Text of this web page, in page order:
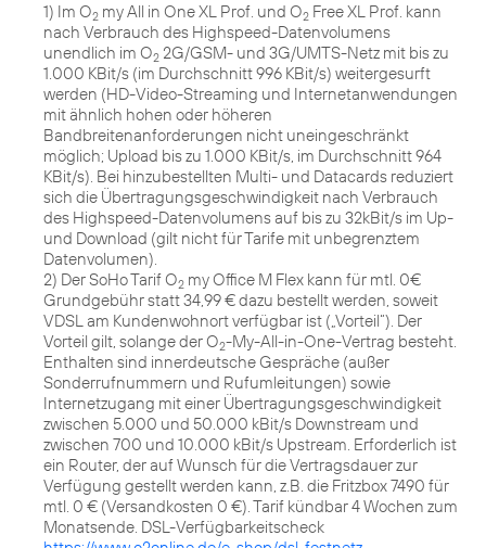
1) Im O2 my All in One XL Prof. und O2 Free XL Prof. kann
nach Verbrauch des Highspeed-Datenvolumens
unendlich im O2 2G/GSM- und 3G/UMTS-Netz mit bis zu
1.000 KBit/s (im Durchschnitt 996 KBit/s) weitergesurft
werden (HD-Video-Streaming und Internetanwendungen
mit ähnlich hohen oder höheren
Bandbreitenanforderungen nicht uneingeschränkt
möglich; Upload bis zu 1.000 KBit/s, im Durchschnitt 964
KBit/s). Bei hinzubestellten Multi- und Datacards reduziert
sich die Übertragungsgeschwindigkeit nach Verbrauch
des Highspeed-Datenvolumens auf bis zu 32kBit/s im Up-
und Download (gilt nicht für Tarife mit unbegrenztem
Datenvolumen).
2) Der SoHo Tarif O2 my Office M Flex kann für mtl. 0€
Grundgebühr statt 34,99 € dazu bestellt werden, soweit
VDSL am Kundenwohnort verfügbar ist („Vorteil“). Der
Vorteil gilt, solange der O2-My-All-in-One-Vertrag besteht.
Enthalten sind innerdeutsche Gespräche (außer
Sonderrufnummern und Rufumleitungen) sowie
Internetzugang mit einer Übertragungsgeschwindigkeit
zwischen 5.000 und 50.000 kBit/s Downstream und
zwischen 700 und 10.000 kBit/s Upstream. Erforderlich ist
ein Router, der auf Wunsch für die Vertragsdauer zur
Verfügung gestellt werden kann, z.B. die Fritzbox 7490 für
mtl. 0 € (Versandkosten 0 €). Tarif kündbar 4 Wochen zum
Monatsende. DSL-Verfügbarkeitscheck